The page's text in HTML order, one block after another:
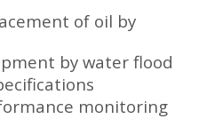
of oil by
by water flood
monitoring